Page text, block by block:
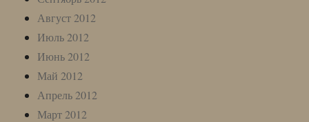
Август 2012
Июль 2012
Июнь 2012
Май 2012
Апрель 2012
Март 2012